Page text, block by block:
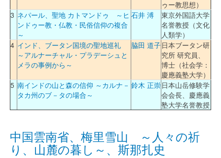
ゥー教思想）
3 ネパール、聖地 カトマンドゥ ～ヒ
ンドゥー教・仏教・民俗信仰の複合
～
石井 溥
東京外国語大学
名誉教授（文化
人類学）
4 インド、ブータン国境の聖地巡礼
～アルナーチャル・プラデーシュと
メラの事例から～
脇田 道子日本ブータン研
究所 研究員、
博士（社会学：
慶應義塾大学）
5 南インドの山と森の信仰 ～カルナ－
タカ州のブ－タの場合～
鈴木 正崇日本山岳修験学
会会長、慶應義
塾大学名誉教授
中国雲南省、梅里雪山 ～人々の祈
り、山麓の暮し～、斯那扎史